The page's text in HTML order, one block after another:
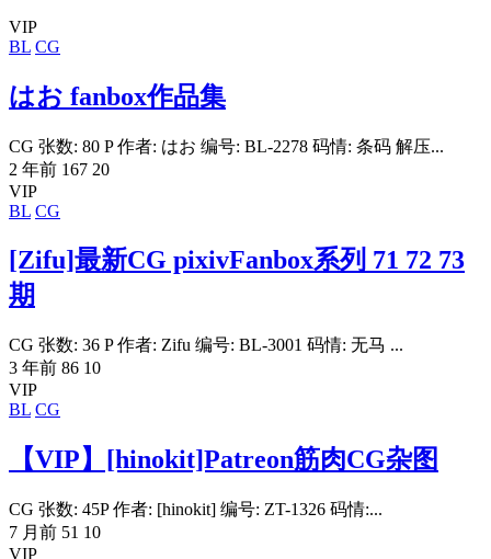
VIP
BL CG
はお fanbox作品集
CG 张数: 80 P 作者: はお 编号: BL-2278 码情: 条码 解压...
2 年前 167 20
VIP
BL CG
[Zifu]最新CG pixivFanbox系列 71 72 73
期
CG 张数: 36 P 作者: Zifu 编号: BL-3001 码情: 无马 ...
3 年前 86 10
VIP
BL CG
【VIP】[hinokit]Patreon筋肉CG杂图
CG 张数: 45P 作者: [hinokit] 编号: ZT-1326 码情:...
7 月前 51 10
VIP